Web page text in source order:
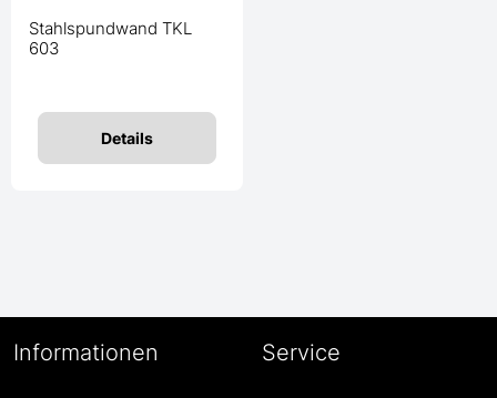
Stahlspundwand TKL
603
Details
Informationen Service